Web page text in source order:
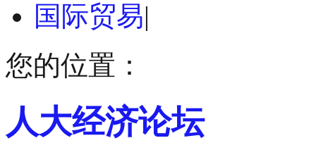
国际贸易|
您的位置：
人大经济论坛